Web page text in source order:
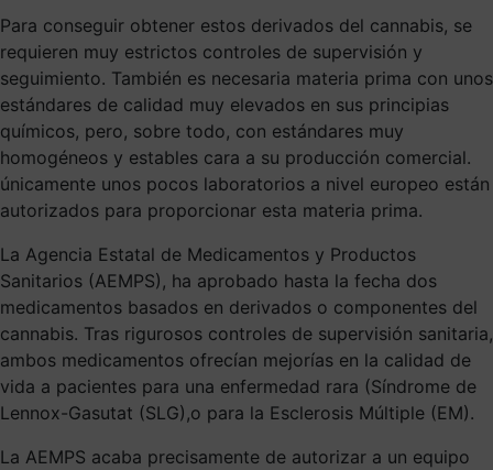
Para conseguir obtener estos derivados del cannabis, se
requieren muy estrictos controles de supervisión y
seguimiento. También es necesaria materia prima con unos
estándares de calidad muy elevados en sus principias
químicos, pero, sobre todo, con estándares muy
homogéneos y estables cara a su producción comercial.
únicamente unos pocos laboratorios a nivel europeo están
autorizados para proporcionar esta materia prima.
La Agencia Estatal de Medicamentos y Productos
Sanitarios (AEMPS), ha aprobado hasta la fecha dos
medicamentos basados en derivados o componentes del
cannabis. Tras rigurosos controles de supervisión sanitaria,
ambos medicamentos ofrecían mejorías en la calidad de
vida a pacientes para una enfermedad rara (Síndrome de
Lennox-Gasutat (SLG),o para la Esclerosis Múltiple (EM).
La AEMPS acaba precisamente de autorizar a un equipo